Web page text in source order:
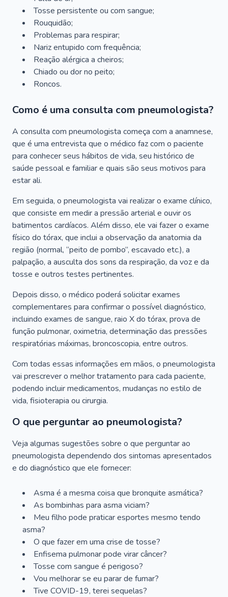
Tosse persistente ou com sangue;
Rouquidão;
Problemas para respirar;
Nariz entupido com frequência;
Reação alérgica a cheiros;
Chiado ou dor no peito;
Roncos.
Como é uma consulta com pneumologista?
A consulta com pneumologista começa com a anamnese,
que é uma entrevista que o médico faz com o paciente
para conhecer seus hábitos de vida, seu histórico de
saúde pessoal e familiar e quais são seus motivos para
estar ali.
Em seguida, o pneumologista vai realizar o exame clínico,
que consiste em medir a pressão arterial e ouvir os
batimentos cardíacos. Além disso, ele vai fazer o exame
físico do tórax, que inclui a observação da anatomia da
região (normal, “peito de pombo”, escavado etc.), a
palpação, a ausculta dos sons da respiração, da voz e da
tosse e outros testes pertinentes.
Depois disso, o médico poderá solicitar exames
complementares para confirmar o possível diagnóstico,
incluindo exames de sangue, raio X do tórax, prova de
função pulmonar, oximetria, determinação das pressões
respiratórias máximas, broncoscopia, entre outros.
Com todas essas informações em mãos, o pneumologista
vai prescrever o melhor tratamento para cada paciente,
podendo incluir medicamentos, mudanças no estilo de
vida, fisioterapia ou cirurgia.
O que perguntar ao pneumologista?
Veja algumas sugestões sobre o que perguntar ao
pneumologista dependendo dos sintomas apresentados
e do diagnóstico que ele fornecer:
Asma é a mesma coisa que bronquite asmática?
As bombinhas para asma viciam?
Meu filho pode praticar esportes mesmo tendo
asma?
O que fazer em uma crise de tosse?
Enfisema pulmonar pode virar câncer?
Tosse com sangue é perigoso?
Vou melhorar se eu parar de fumar?
Tive COVID-19, terei sequelas?